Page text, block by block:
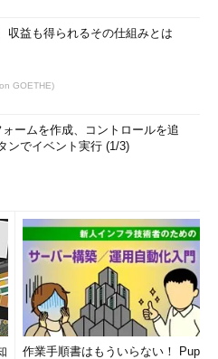
収益も得られるその仕組みとは
GOETHE)
ームを作成、コントロールを追
ンでイベント実行 (1/3)
作業手順書はもういらない！ Pup